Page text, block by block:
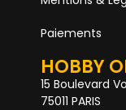
Paiements
HOBBY
15 Boulevard
75011 PARIS